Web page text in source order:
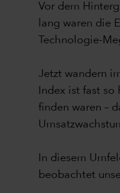
Vor dem
lang waren die
Technologie-
Jetzt wandern
Index ist fast
finden waren –
In diesem
beobachtet